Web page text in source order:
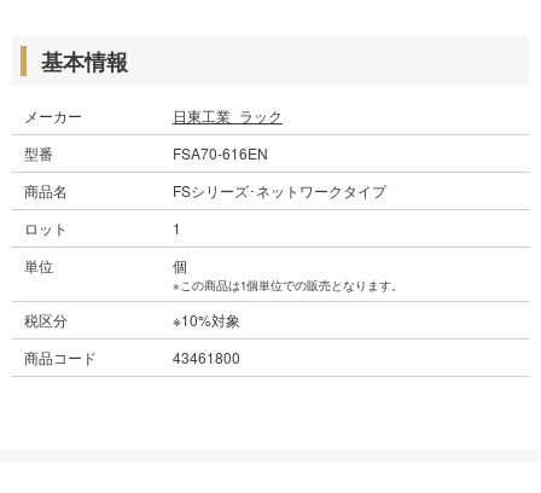
基本情報
メーカー
日東工業_ラック
型番
FSA70-616EN
商品名
FSシリーズ･ネットワークタイプ
ロット
1
単位
個
※この商品は1個単位での販売となります。
税区分
※10%対象
商品コード
43461800